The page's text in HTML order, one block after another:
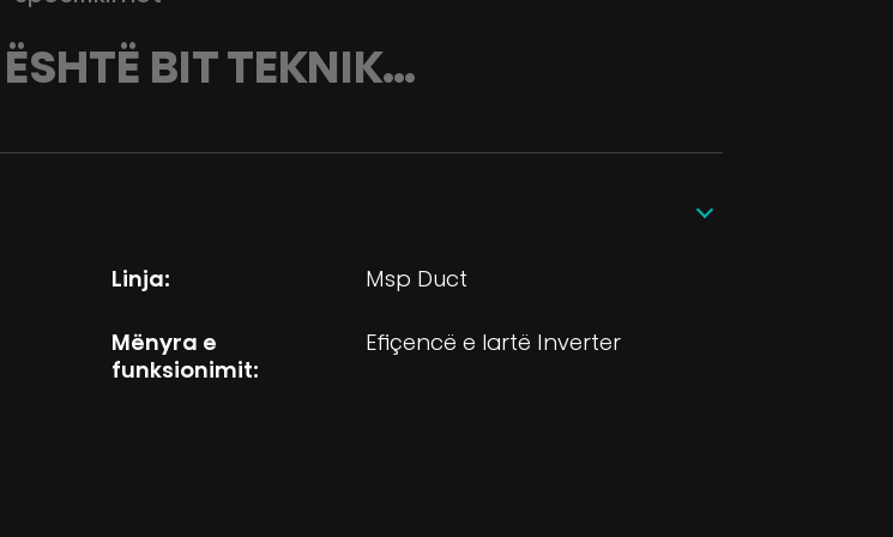
BIT TEKNIK…
Linja: Msp Duct
Mënyra e
funksionimit:
Efiçencë e lartë Inverter